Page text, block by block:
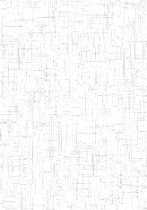
ENIET Privé
ENIEG Privé